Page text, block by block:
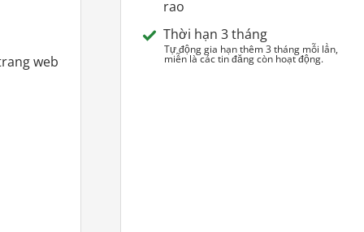
web
rao
Thời hạn 3 tháng
Tự động gia hạn thêm 3 tháng mỗi lần,
miễn là các tin đăng còn hoạt động.